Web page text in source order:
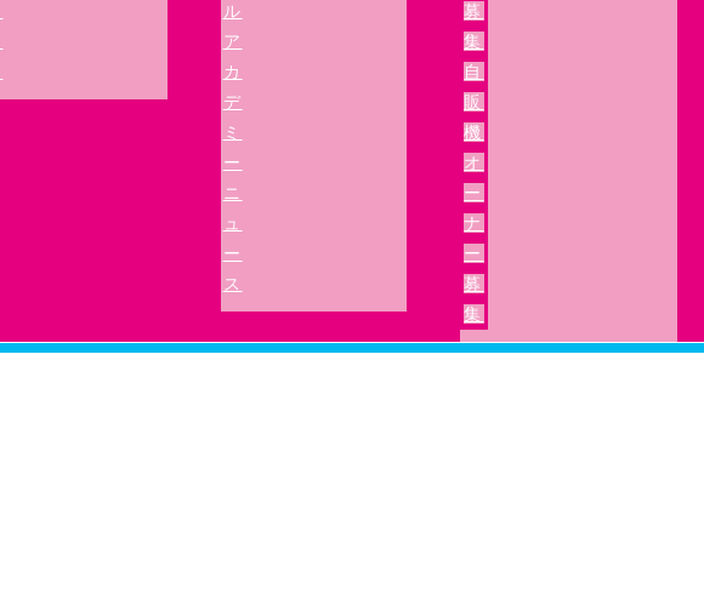
ル
ア
カ
デ
ミ
ー
ニ
ュ
ー
ス
募
集
自
販
機
オ
ー
ナ
ー
募
集